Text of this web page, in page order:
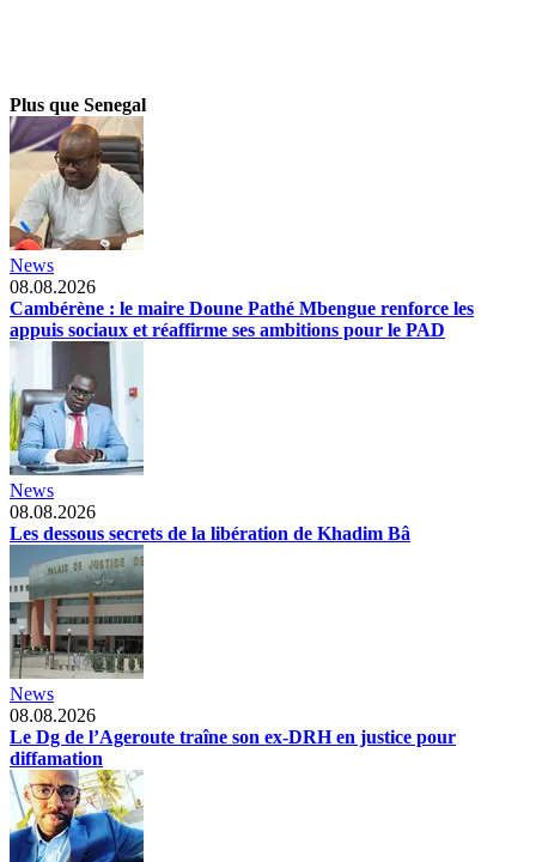
Plus que Senegal
News
08.08.2026
Cambérène : le maire Doune Pathé Mbengue renforce les
appuis sociaux et réaffirme ses ambitions pour le PAD
News
08.08.2026
Les dessous secrets de la libération de Khadim Bâ
News
08.08.2026
Le Dg de l’Ageroute traîne son ex-DRH en justice pour
diffamation